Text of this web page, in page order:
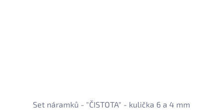
Set náramků - "ČISTOTA" - kulička 6 a 4 mm